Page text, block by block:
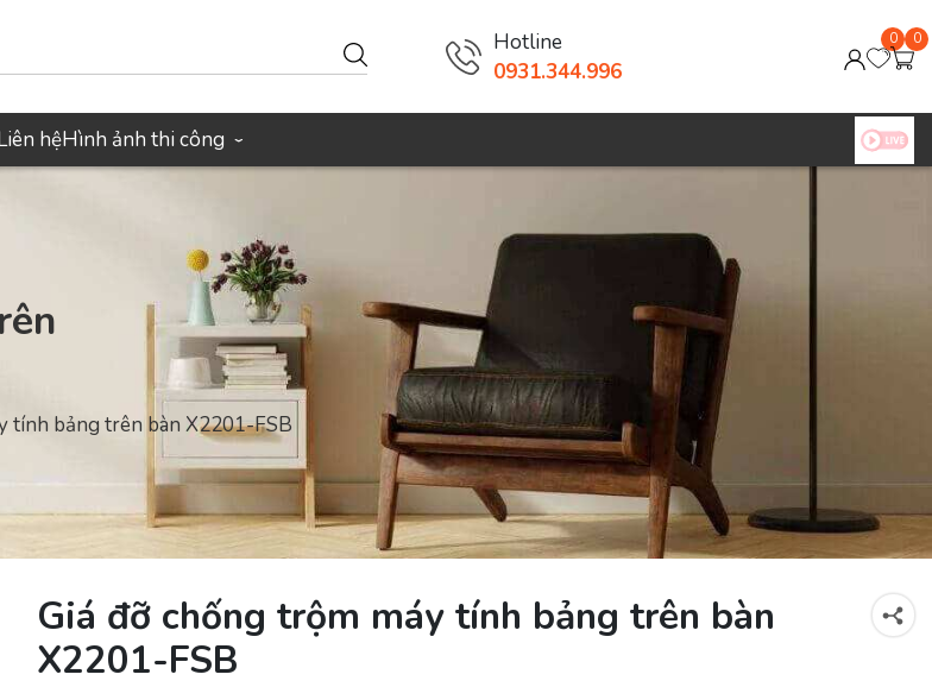
Hotline
0931.344.996
0 0
hệHình ảnh thi công ›
tính bảng trên bàn X2201-FSB
Giá đỡ chống trộm máy tính bảng trên bàn
X2201-FSB